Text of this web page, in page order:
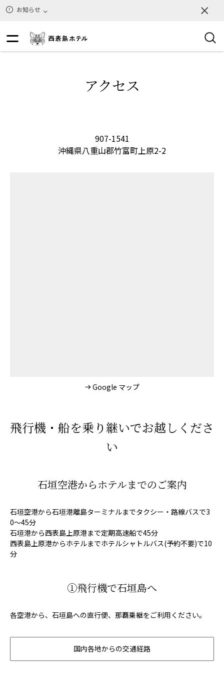
お知らせ
アクセス
907-1541
沖縄県八重山郡竹富町上原2-2
Google マップ
飛行機・船を乗り継いでお越しくださ
い
石垣空港からホテルまでのご案内
石垣空港から石垣港離島ターミナルまでタクシー・路線バスで3
0〜45分
石垣港から西表島上原港まで定期高速船で45分
西表島上原港からホテルまでホテルシャトルバス(予約不要)で10
分
①飛行機で石垣島へ
各空港から、石垣島への直行便、那覇乗継をご利用ください。
国内各地からの交通経路